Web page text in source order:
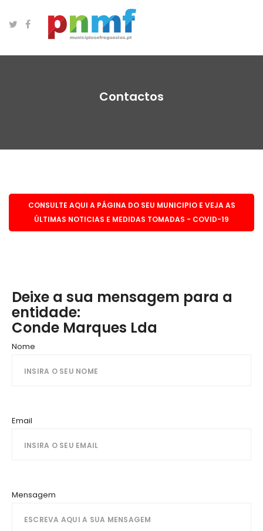
Contactos
CONSULTE AQUI A PÁGINA DO SEU MUNICIPIO E VEJA AS
ÚLTIMAS NOTICIAS E MEDIDAS TOMADAS - COVID-19
Deixe a sua mensagem para a
entidade:
Conde Marques Lda
Nome
Email
Mensagem